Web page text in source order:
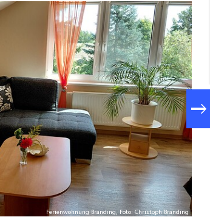
Ferienwohnung Branding, Foto: Christoph Branding